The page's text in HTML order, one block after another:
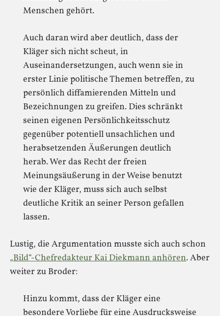
Menschen gehört.
Auch daran wird aber deutlich, dass der
Kläger sich nicht scheut, in
Auseinandersetzungen, auch wenn sie in
erster Linie politische Themen betreffen, zu
persönlich diffamierenden Mitteln und
Bezeichnungen zu greifen. Dies schränkt
seinen eigenen Persönlichkeitsschutz
gegenüber potentiell unsachlichen und
herabsetzenden Äußerungen deutlich
herab. Wer das Recht der freien
Meinungsäußerung in der Weise benutzt
wie der Kläger, muss sich auch selbst
deutliche Kritik an seiner Person gefallen
lassen.
Lustig, die Argumentation musste sich auch schon
„Bild“-Chefredakteur Kai Diekmann anhören. Aber
weiter zu Broder:
Hinzu kommt, dass der Kläger eine
besondere Vorliebe für eine Ausdrucksweise